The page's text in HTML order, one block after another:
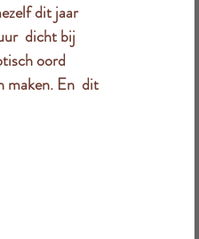
dit jaar
dicht bij
oord
maken. En  dit